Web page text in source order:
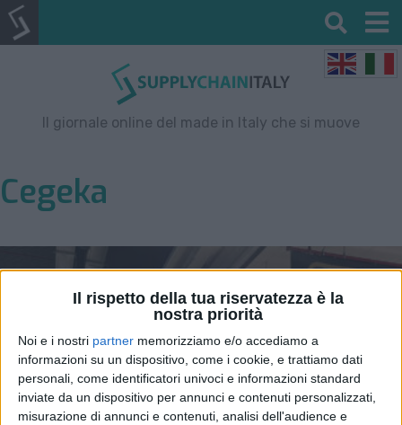
Il rispetto della tua riservatezza è la
nostra priorità
Noi e i nostri partner memorizziamo e/o accediamo a
informazioni su un dispositivo, come i cookie, e trattiamo dati
personali, come identificatori univoci e informazioni standard
inviate da un dispositivo per annunci e contenuti personalizzati,
misurazione di annunci e contenuti, analisi dell'audience e
Il giornale online del made in Italy che si muove
Cegeka